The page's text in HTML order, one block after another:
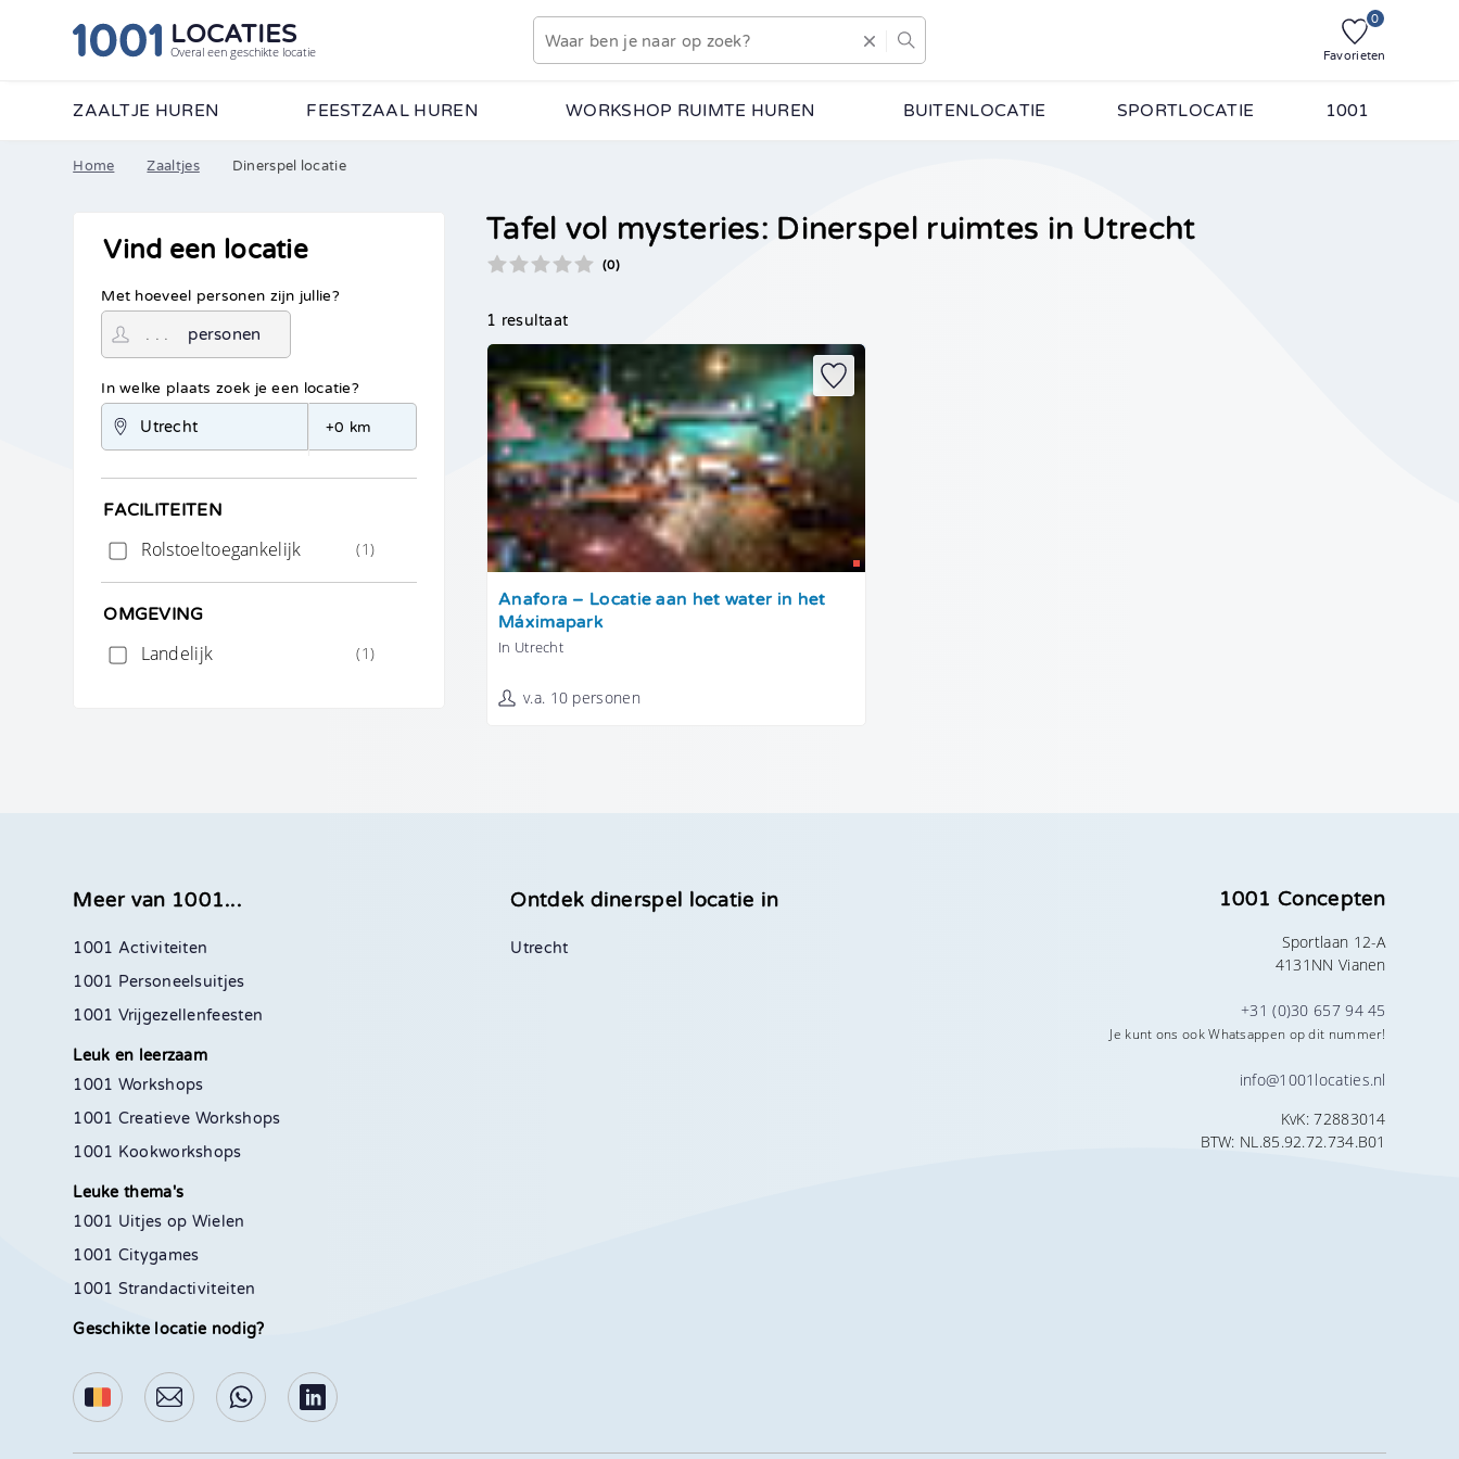
LOCATIES
Overal een geschikte locatie
0
Favorieten
ZAALTJE HUREN FEESTZAAL HUREN WORKSHOP RUIMTE HUREN BUITENLOCATIE SPORTLOCATIE 1001
Home Zaaltjes Dinerspel locatie
Vind een locatie
Met hoeveel personen zijn jullie?
personen
In welke plaats zoek je een locatie?
FACILITEITEN
Rolstoeltoegankelijk (1)
OMGEVING
Landelijk (1)
Tafel vol mysteries: Dinerspel ruimtes in Utrecht
(0)
1 resultaat
Tonen
Anafora – Locatie aan het water in het
Máximapark
In Utrecht
v.a. 10 personen
Meer van 1001...
1001 Activiteiten
1001 Personeelsuitjes
1001 Vrijgezellenfeesten
Leuk en leerzaam
1001 Workshops
1001 Creatieve Workshops
1001 Kookworkshops
Leuke thema's
1001 Uitjes op Wielen
1001 Citygames
1001 Strandactiviteiten
Geschikte locatie nodig?
Ontdek dinerspel locatie in
Utrecht
1001 Concepten
Sportlaan 12-A
4131NN Vianen
+31 (0)30 657 94 45
Je kunt ons ook Whatsappen op dit nummer!
info@1001locaties.nl
KvK: 72883014
BTW: NL.85.92.72.734.B01